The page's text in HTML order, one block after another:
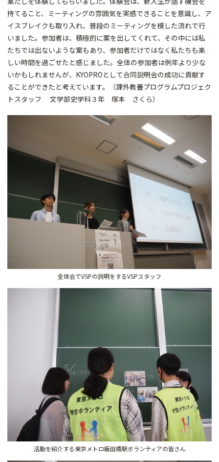
持てること、ミーティングの雰囲気を実感できることを意識し、ア
イスブレイクも取り入れ、普段のミーティングを模した流れで行
いました。参加者は、積極的に案を出してくれて、その中には私
たちでは出ないような案もあり、参加者だけではなく私たちも楽
しい時間を過ごせたと感じました。全体の参加者は例年より少な
いかもしれませんが、KYOPROとして合同説明会の成功に貢献す
ることができたと考えています。（課外教養プログラムプロジェク
トスタッフ 文学部史学科３年 塚本 さくら）
全体会でVSPの説明をするVSPスタッフ
活動を紹介する東京メトロ飯田橋駅ボランティアの皆さん